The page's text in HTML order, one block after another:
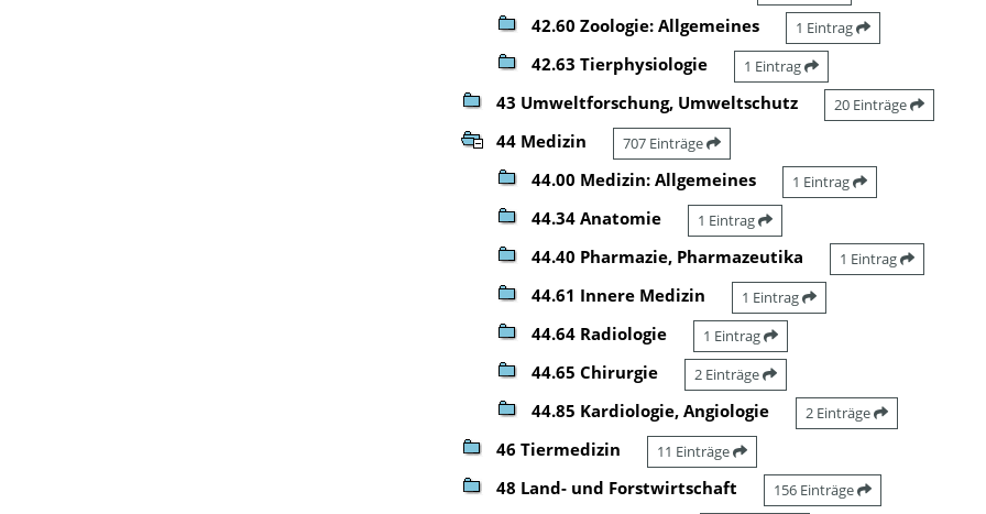
42.60 Zoologie: Allgemeines 1 Eintrag
42.63 Tierphysiologie 1 Eintrag
43 Umweltforschung, Umweltschutz 20 Einträge
44 Medizin 707 Einträge
44.00 Medizin: Allgemeines 1 Eintrag
44.34 Anatomie 1 Eintrag
44.40 Pharmazie, Pharmazeutika 1 Eintrag
44.61 Innere Medizin 1 Eintrag
44.64 Radiologie 1 Eintrag
44.65 Chirurgie 2 Einträge
44.85 Kardiologie, Angiologie 2 Einträge
46 Tiermedizin 11 Einträge
48 Land- und Forstwirtschaft 156 Einträge